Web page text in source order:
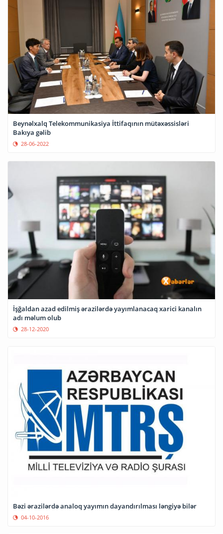
Beynəlxalq Telekommunikasiya İttifaqının mütəxəssisləri
Bakıya gəlib
28-06-2022
İşğaldan azad edilmiş ərazilərdə yayımlanacaq xarici kanalın
adı məlum olub
28-12-2020
Bəzi ərazilərdə analoq yayımın dayandırılması ləngiyə bilər
04-10-2016